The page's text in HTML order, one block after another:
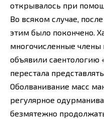
открывалось при
Во всяком случае,
этим было покончено.
многочисленные
объявили саентологию
перестала
Оболванивание масс
регулярное
безмятежно